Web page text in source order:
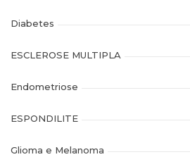
Diabetes
ESCLEROSE MULTIPLA
Endometriose
ESPONDILITE
Glioma e Melanoma